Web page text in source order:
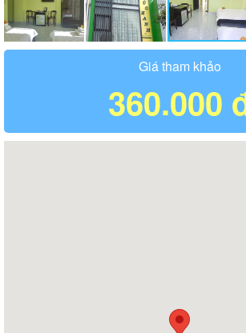
Giá tham khảo
360.000